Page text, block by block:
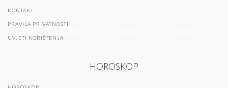
KONTAKT
PRAVILA PRIVATNOSTI
UVJETI KORIŠTENJA
HOROSKOP
HOROSKOP